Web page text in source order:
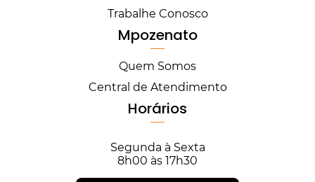
Trabalhe Conosco
Mpozenato
Quem Somos
Central de Atendimento
Horários
Segunda à Sexta
8h00 às 17h30